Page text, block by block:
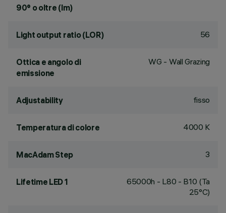
90° o oltre (lm)
Light output ratio (LOR) 56
Ottica e angolo di
emissione
WG - Wall Grazing
Adjustability fisso
Temperatura di colore 4000 K
MacAdam Step 3
Lifetime LED 1
65000h - L80 - B10 (Ta
25°C)